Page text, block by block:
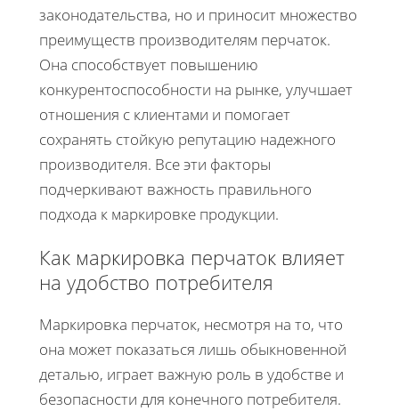
законодательства, но и приносит множество
преимуществ производителям перчаток.
Она способствует повышению
конкурентоспособности на рынке, улучшает
отношения с клиентами и помогает
сохранять стойкую репутацию надежного
производителя. Все эти факторы
подчеркивают важность правильного
подхода к маркировке продукции.
Как маркировка перчаток влияет
на удобство потребителя
Маркировка перчаток, несмотря на то, что
она может показаться лишь обыкновенной
деталью, играет важную роль в удобстве и
безопасности для конечного потребителя.